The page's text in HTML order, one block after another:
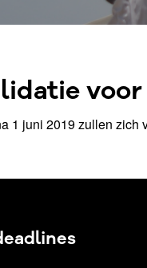
1 juni 2019 zullen